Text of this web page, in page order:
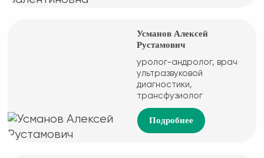
Усманов Алексей
Рустамович
уролог-андролог, врач
ультразвуковой
диагностики,
трансфузиолог
Подробнее